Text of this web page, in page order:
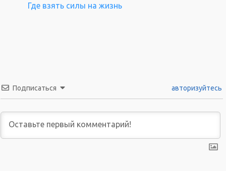
Где взять силы на жизнь
Подписаться авторизуйтесь